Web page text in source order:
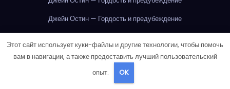
Джейн Остин — Гордость и предубеждение
Джейн Остин — Гордость и предубеждение
Джейн Остин — Гордость и предубеждение
Этот сайт использует куки-файлы и другие технологии, чтобы помочь
вам в навигации, а также предоставить лучший пользовательский
опыт.
OK